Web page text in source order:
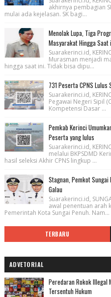
akhirnya pembagian
mulai ada kejelasan. SK bagi...
Menolak Lupa, Tiga
Masyarakat Hingga Saat
Suarakerinci.id,
Murasman menjadi
hingga saat ini. Tidak bisa dipu...
731 Peserta CPNS Lulus
Suarakerinci.id,
Pegawai Negeri Sipil
Kompetensi Dasar ...
Pemkab Kerinci
Peserta yang lulus
Suarakerinci.id,
melalui BKPSDMD
hasil seleksi Akhir CPNS lingkup ...
Stagnan, Pemkot Sungai
Galau
Suarakerinci.id,
awal penentuan arah
Pemerintah Kota Sungai Penuh. Nam...
TERBARU
ADVETORIAL
Peredaran Rokok Illegal
Tersentuh Hukum